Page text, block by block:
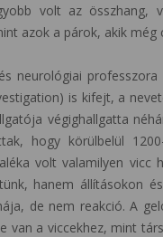
volt az összhang,
azok a párok, akik
neurológiai
is kifejt, a
végighallgatta
hogy körülbelül
volt valamilyen
hanem állításokon
de nem reakció. A
van a viccekhez, mint